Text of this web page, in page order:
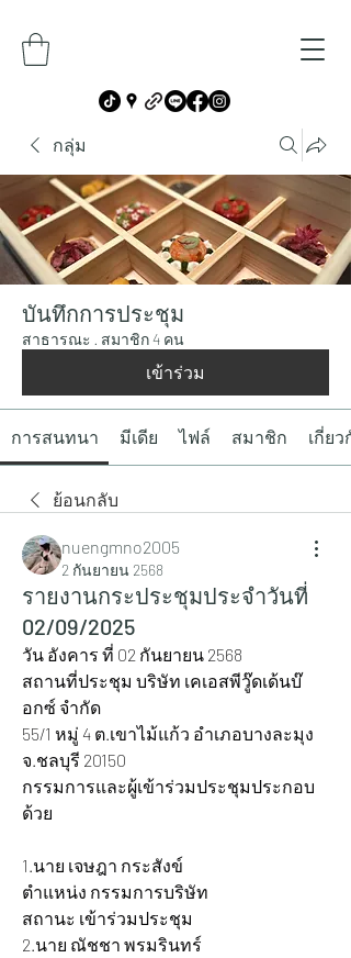
กลุ่ม
บันทึกการประชุม
สาธารณะ · สมาชิก 4 คน
เข้าร่วม
การสนทนา มีเดีย ไฟล์ สมาชิก เกี่ยว
ย้อนกลับ
nuengmno2005
2 กันยายน 2568
รายงานกระประชุมประจำวันที่
02/09/2025
วัน อังคาร ที่ 02 กันยายน 2568
สถานที่ประชุม บริษัท เคเอสพีวู๊ดเด้นบ๊
อกซ์ จำกัด
55/1 หมู่ 4 ต.เขาไม้แก้ว อำเภอบางละมุง
จ.ชลบุรี 20150
กรรมการและผู้เข้าร่วมประชุมประกอบ
ด้วย
1.นาย เจษฎา กระสังข์
ตำแหน่ง กรรมการบริษัท
สถานะ เข้าร่วมประชุม
2.นาย ณัชชา พรมรินทร์